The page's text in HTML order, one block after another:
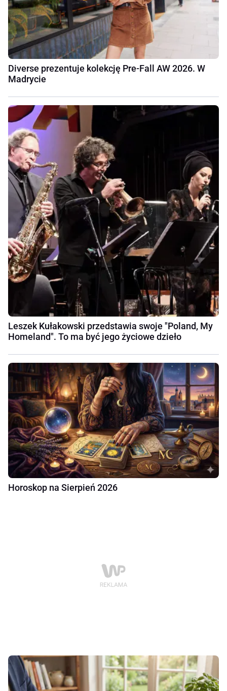
Diverse prezentuje kolekcję Pre-Fall AW 2026. W
Madrycie
Leszek Kułakowski przedstawia swoje "Poland, My
Homeland". To ma być jego życiowe dzieło
Horoskop na Sierpień 2026